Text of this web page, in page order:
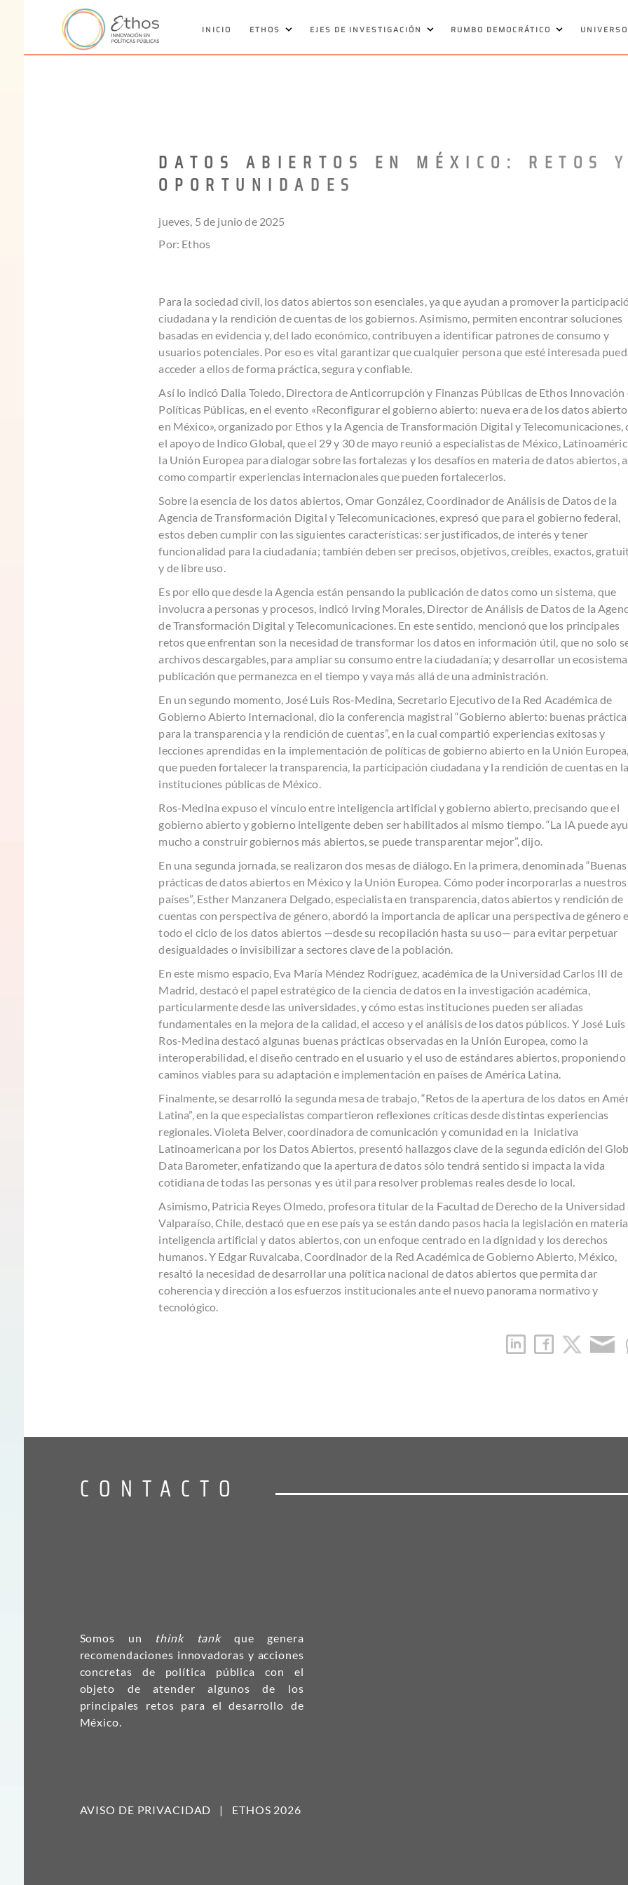
INICIO ETHOS EJES DE INVESTIGACIÓN RUMBO DEMOCRÁTICO
DATOS ABIERTOS EN MÉXICO: RETOS Y
OPORTUNIDADES
jueves, 5 de junio de 2025
Por: Ethos
Para la sociedad civil, los datos abiertos son esenciales, ya que ayudan a promover la
ciudadana y la rendición de cuentas de los gobiernos. Asimismo, permiten encontrar soluciones
basadas en evidencia y, del lado económico, contribuyen a identificar patrones de consumo y
usuarios potenciales. Por eso es vital garantizar que cualquier persona que esté interesada
acceder a ellos de forma práctica, segura y confiable.
Así lo indicó Dalia Toledo, Directora de Anticorrupción y Finanzas Públicas de Ethos Innovación
Políticas Públicas, en el evento «Reconfigurar el gobierno abierto: nueva era de los datos
en México», organizado por Ethos y la Agencia de Transformación Digital y Telecomunicaciones,
el apoyo de Indico Global, que el 29 y 30 de mayo reunió a especialistas de México,
la Unión Europea para dialogar sobre las fortalezas y los desafíos en materia de datos abiertos,
como compartir experiencias internacionales que pueden fortalecerlos.
Sobre la esencia de los datos abiertos, Omar González, Coordinador de Análisis de Datos de la
Agencia de Transformación Digital y Telecomunicaciones, expresó que para el gobierno federal,
estos deben cumplir con las siguientes características: ser justificados, de interés y tener
funcionalidad para la ciudadanía; también deben ser precisos, objetivos, creíbles, exactos,
y de libre uso.
Es por ello que desde la Agencia están pensando la publicación de datos como un sistema, que
involucra a personas y procesos, indicó Irving Morales, Director de Análisis de Datos de la
de Transformación Digital y Telecomunicaciones. En este sentido, mencionó que los principales
retos que enfrentan son la necesidad de transformar los datos en información útil, que no solo
archivos descargables, para ampliar su consumo entre la ciudadanía; y desarrollar un
publicación que permanezca en el tiempo y vaya más allá de una administración.
En un segundo momento, José Luis Ros-Medina, Secretario Ejecutivo de la Red Académica de
Gobierno Abierto Internacional, dio la conferencia magistral “Gobierno abierto: buenas
para la transparencia y la rendición de cuentas”, en la cual compartió experiencias exitosas y
lecciones aprendidas en la implementación de políticas de gobierno abierto en la Unión Europea,
que pueden fortalecer la transparencia, la participación ciudadana y la rendición de cuentas en
instituciones públicas de México.
Ros-Medina expuso el vínculo entre inteligencia artificial y gobierno abierto, precisando que el
gobierno abierto y gobierno inteligente deben ser habilitados al mismo tiempo. “La IA puede
mucho a construir gobiernos más abiertos, se puede transparentar mejor”, dijo.
En una segunda jornada, se realizaron dos mesas de diálogo. En la primera, denominada “Buenas
prácticas de datos abiertos en México y la Unión Europea. Cómo poder incorporarlas a nuestros
países”, Esther Manzanera Delgado, especialista en transparencia, datos abiertos y rendición de
cuentas con perspectiva de género, abordó la importancia de aplicar una perspectiva de género
todo el ciclo de los datos abiertos —desde su recopilación hasta su uso— para evitar perpetuar
desigualdades o invisibilizar a sectores clave de la población.
En este mismo espacio, Eva María Méndez Rodríguez, académica de la Universidad Carlos III de
Madrid, destacó el papel estratégico de la ciencia de datos en la investigación académica,
particularmente desde las universidades, y cómo estas instituciones pueden ser aliadas
fundamentales en la mejora de la calidad, el acceso y el análisis de los datos públicos. Y José Luis
Ros-Medina destacó algunas buenas prácticas observadas en la Unión Europea, como la
interoperabilidad, el diseño centrado en el usuario y el uso de estándares abiertos, proponiendo
caminos viables para su adaptación e implementación en países de América Latina.
Finalmente, se desarrolló la segunda mesa de trabajo, “Retos de la apertura de los datos en
Latina”, en la que especialistas compartieron reflexiones críticas desde distintas experiencias
regionales. Violeta Belver, coordinadora de comunicación y comunidad en la Iniciativa
Latinoamericana por los Datos Abiertos, presentó hallazgos clave de la segunda edición del
Data Barometer, enfatizando que la apertura de datos sólo tendrá sentido si impacta la vida
cotidiana de todas las personas y es útil para resolver problemas reales desde lo local.
Asimismo, Patricia Reyes Olmedo, profesora titular de la Facultad de Derecho de la Universidad
Valparaíso, Chile, destacó que en ese país ya se están dando pasos hacia la legislación en
inteligencia artificial y datos abiertos, con un enfoque centrado en la dignidad y los derechos
humanos. Y Edgar Ruvalcaba, Coordinador de la Red Académica de Gobierno Abierto, México,
resaltó la necesidad de desarrollar una política nacional de datos abiertos que permita dar
coherencia y dirección a los esfuerzos institucionales ante el nuevo panorama normativo y
tecnológico.
CONTACTO
Somos un think tankque genera
recomendaciones innovadoras y acciones
concretas de política pública con el
objeto de atender algunos de los
principales retos para el desarrollo de
México.
AVISO DE PRIVACIDAD | ETHOS 2026